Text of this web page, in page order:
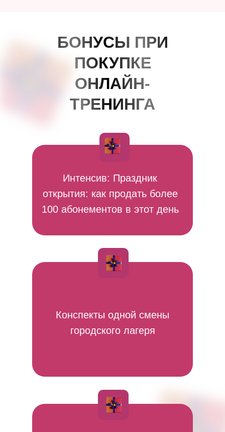
БОНУСЫ ПРИ
ПОКУПКЕ
ОНЛАЙН-
ТРЕНИНГА
Конспекты одной смены
городского лагеря
Интенсив: Праздник
открытия: как продать более
100 абонементов в этот день